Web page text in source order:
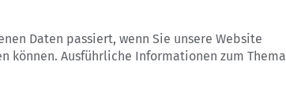
Daten passiert, wenn Sie unsere Website
können. Ausführliche Informationen zum Thema